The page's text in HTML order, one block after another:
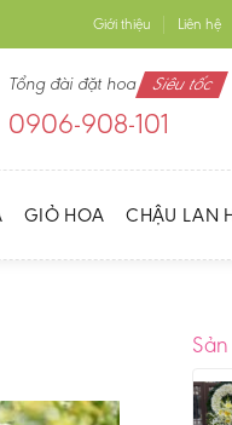
Giới thiệu Liên hệ
Tổng đài đặt hoa Siêu tốc
0906-908-101
GIỎ HOA CHẬU LAN